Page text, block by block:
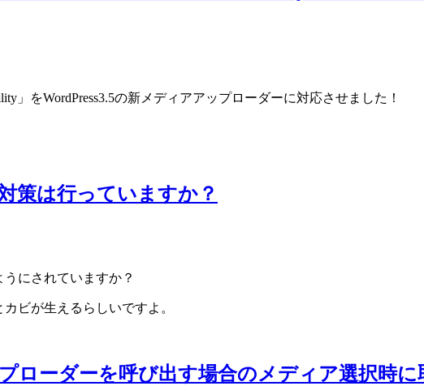
」をWordPress3.5の新メディアアップローダーに対応させました！
策は行っていますか？
にされていますか？
ビが生えるらしいですよ。
ローダーを呼び出す場合のメディア選択時に